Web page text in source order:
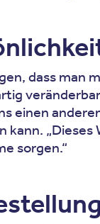
dass
einen
kann.
sorgen.“